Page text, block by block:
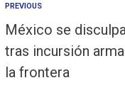
PREVIOUS
México se
tras incursión
la frontera